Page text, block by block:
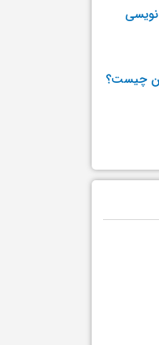
چیست؟